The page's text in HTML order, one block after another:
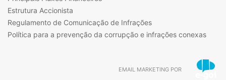
Estrutura Accionista
Regulamento de Comunicação de Infrações
Política para a prevenção da corrupção e infrações conexas
EMAIL MARKETING POR